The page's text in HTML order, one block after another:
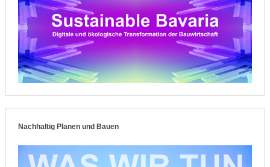
Nachhaltig Planen und Bauen